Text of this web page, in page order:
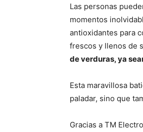
Las personas
momentos
antioxidantes para
frescos y llenos de
de verduras, ya
Esta maravillosa
paladar, sino que
Gracias a TM